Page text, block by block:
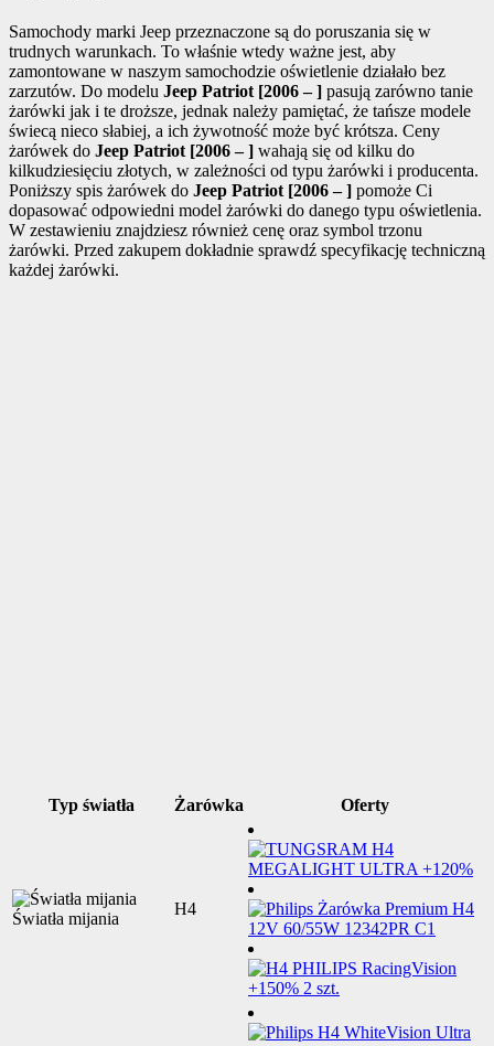
Samochody marki Jeep przeznaczone są do poruszania się w
trudnych warunkach. To właśnie wtedy ważne jest, aby
zamontowane w naszym samochodzie oświetlenie działało bez
zarzutów. Do modelu Jeep Patriot [2006 – ] pasują zarówno tanie
żarówki jak i te droższe, jednak należy pamiętać, że tańsze modele
świecą nieco słabiej, a ich żywotność może być krótsza. Ceny
żarówek do Jeep Patriot [2006 – ] wahają się od kilku do
kilkudziesięciu złotych, w zależności od typu żarówki i producenta.
Poniższy spis żarówek do Jeep Patriot [2006 – ] pomoże Ci
dopasować odpowiedni model żarówki do danego typu oświetlenia.
W zestawieniu znajdziesz również cenę oraz symbol trzonu
żarówki. Przed zakupem dokładnie sprawdź specyfikację techniczną
każdej żarówki.
Typ światła Żarówka Oferty
Światła mijania
H4